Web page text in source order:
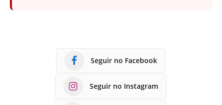
Seguir no Facebook
Seguir no Instagram